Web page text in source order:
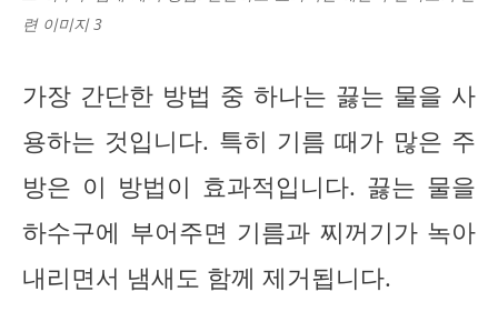
련 이미지 3
가장 간단한 방법 중 하나는 끓는 물을 사
용하는 것입니다. 특히 기름 때가 많은 주
방은 이 방법이 효과적입니다. 끓는 물을
하수구에 부어주면 기름과 찌꺼기가 녹아
내리면서 냄새도 함께 제거됩니다.